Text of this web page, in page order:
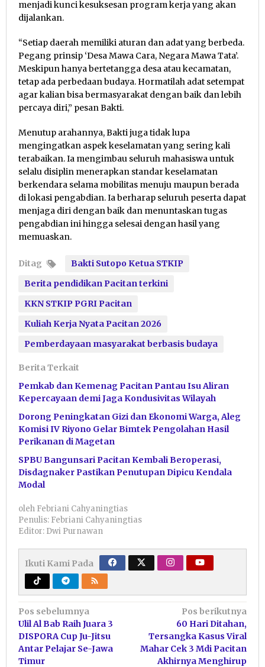
menjadi kunci kesuksesan program kerja yang akan
dijalankan.
“Setiap daerah memiliki aturan dan adat yang berbeda.
Pegang prinsip ‘Desa Mawa Cara, Negara Mawa Tata’.
Meskipun hanya bertetangga desa atau kecamatan,
tetap ada perbedaan budaya. Hormatilah adat setempat
agar kalian bisa bermasyarakat dengan baik dan lebih
percaya diri,” pesan Bakti.
Menutup arahannya, Bakti juga tidak lupa
mengingatkan aspek keselamatan yang sering kali
terabaikan. Ia mengimbau seluruh mahasiswa untuk
selalu disiplin menerapkan standar keselamatan
berkendara selama mobilitas menuju maupun berada
di lokasi pengabdian. Ia berharap seluruh peserta dapat
menjaga diri dengan baik dan menuntaskan tugas
pengabdian ini hingga selesai dengan hasil yang
memuaskan.
Ditag
Bakti Sutopo Ketua STKIP
Berita pendidikan Pacitan terkini
KKN STKIP PGRI Pacitan
Kuliah Kerja Nyata Pacitan 2026
Pemberdayaan masyarakat berbasis budaya
Berita Terkait
Pemkab dan Kemenag Pacitan Pantau Isu Aliran
Kepercayaan demi Jaga Kondusivitas Wilayah
Dorong Peningkatan Gizi dan Ekonomi Warga, Aleg
Komisi IV Riyono Gelar Bimtek Pengolahan Hasil
Perikanan di Magetan
SPBU Bangunsari Pacitan Kembali Beroperasi,
Disdagnaker Pastikan Penutupan Dipicu Kendala
Modal
oleh Febriani Cahyaningtias
Penulis: Febriani Cahyaningtias
Editor: Dwi Purnawan
Ikuti Kami Pada
Navigasi
pos
Pos sebelumnya
Ulil Al Bab Raih Juara 3
DISPORA Cup Ju-Jitsu
Antar Pelajar Se-Jawa
Timur
Pos berikutnya
60 Hari Ditahan,
Tersangka Kasus Viral
Mahar Cek 3 Mdi Pacitan
Akhirnya Menghirup